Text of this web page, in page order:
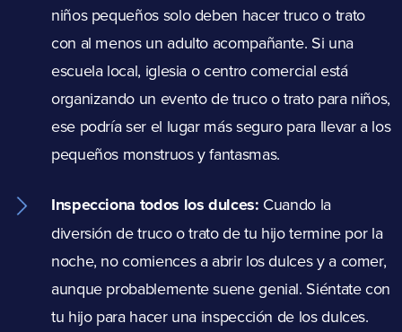
niños pequeños solo deben hacer truco o trato
con al menos un adulto acompañante. Si una
escuela local, iglesia o centro comercial está
organizando un evento de truco o trato para niños,
ese podría ser el lugar más seguro para llevar a los
pequeños monstruos y fantasmas.
Inspecciona todos los dulces: Cuando la
diversión de truco o trato de tu hijo termine por la
noche, no comiences a abrir los dulces y a comer,
aunque probablemente suene genial. Siéntate con
tu hijo para hacer una inspección de los dulces.